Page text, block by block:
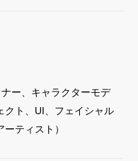
ー、キャラクターモデ
クト、UI、フェイシャル
ティスト）